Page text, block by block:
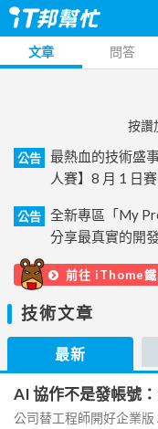
文章 問答
按讚
公告
最熱血的技術盛
人賽】8 月 1 日
公告
全新專區「My
分享最真實的開
前往 iThome鐵
技術文章
最新
AI 協作不是發帳號
公司替工程師開好企業